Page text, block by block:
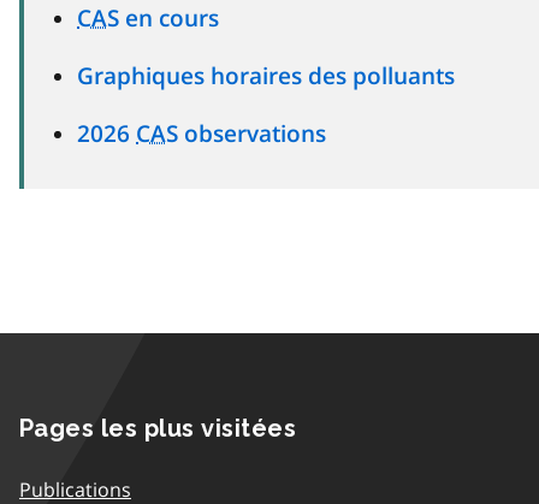
CAS en cours
Graphiques horaires des polluants
2026 CAS observations
Pages les plus visitées
Publications